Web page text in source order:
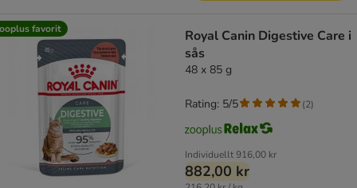
favorit
Royal Canin Digestive Care i
sås
48 x 85 g
Individuellt916,00 kr
882,00 kr
Rating: 5/5 (2)